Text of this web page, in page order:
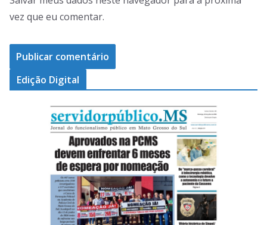
vez que eu comentar.
Edição Digital